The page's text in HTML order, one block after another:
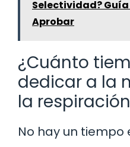
Selectividad?
Aprobar
¿Cuánto
dedicar a la
la
No hay un tiempo